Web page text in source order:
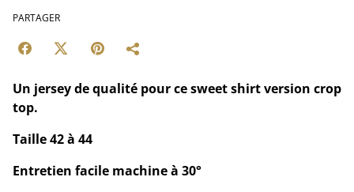
PARTAGER
Un jersey de qualité pour ce sweet shirt version crop
top.
Taille 42 à 44
Entretien facile machine à 30°